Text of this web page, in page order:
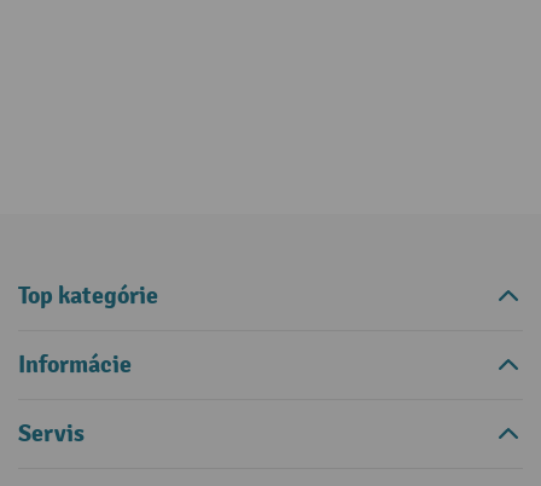
Top kategórie
Informácie
Servis